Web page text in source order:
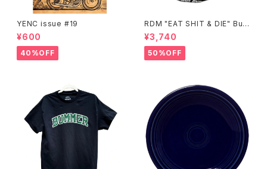
YENC issue #19
¥600
40%OFF
RDM "EAT SHIT & DIE" Buc
ket Hat
¥3,740
50%OFF